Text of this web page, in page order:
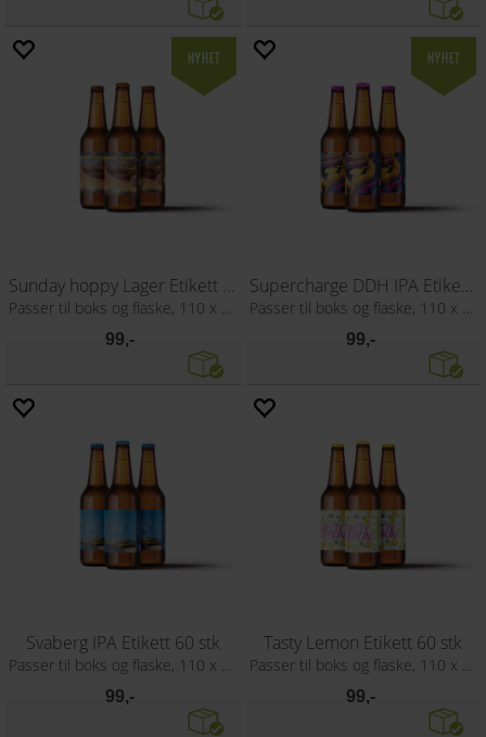
Sunday hoppy Lager Etikett 60stk
99,-
Supercharge DDH IPA Etikett 60 stk
99,-
Svaberg IPA Etikett 60 stk
Passer til boks og flaske, 110 x 80 mm
99,-
Tasty Lemon Etikett 60 stk
Passer til boks og flaske, 110 x 80 mm
99,-